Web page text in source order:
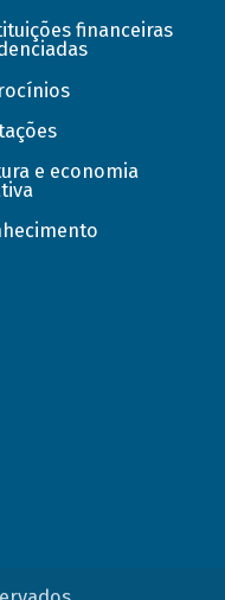
financeiras
e economia